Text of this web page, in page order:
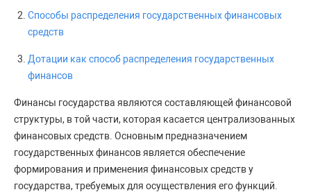
Способы распределения государственных финансовых
средств
Дотации как способ распределения государственных
финансов
Финансы государства являются составляющей финансовой
структуры, в той части, которая касается централизованных
финансовых средств. Основным предназначением
государственных финансов является обеспечение
формирования и применения финансовых средств у
государства, требуемых для осуществления его функций.